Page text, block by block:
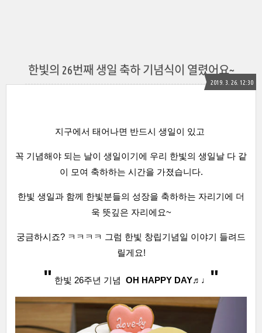
한빛의 26번째 생일 축하 기념식이 열렸어요~
2019. 3. 26. 12:30
지구에서 태어나면 반드시 생일이 있고
꼭 기념해야 되는 날이 생일이기에 우리 한빛의 생일날 다 같
이 모여 축하하는 시간을 가졌습니다.
한빛 생일과 함께 한빛분들의 성장을 축하하는 자리기에 더
욱 뜻깊은 자리에요~
궁금하시죠? ㅋㅋㅋㅋ 그럼 한빛 창립기념일 이야기 들려드
릴게요!
" 한빛 26주년 기념 OH HAPPY DAY♬♩ "